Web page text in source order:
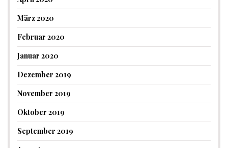
März 2020
Februar 2020
Januar 2020
Dezember 2019
November 2019
Oktober 2019
September 2019